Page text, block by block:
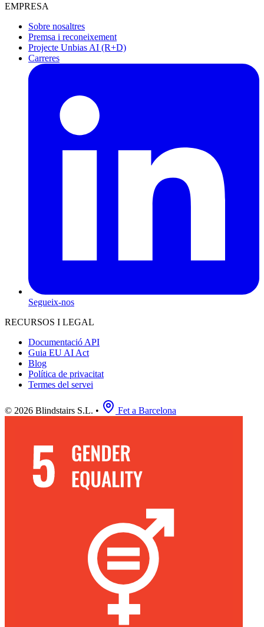
EMPRESA
Sobre nosaltres
Premsa i reconeixement
Projecte Unbias AI (R+D)
Carreres
Segueix-nos
RECURSOS I LEGAL
Documentació API
Guia EU AI Act
Blog
Política de privacitat
Termes del servei
© 2026 Blindstairs S.L. • Fet a Barcelona